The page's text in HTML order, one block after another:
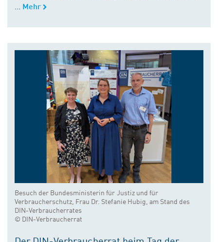
Mehr
Besuch der Bundesministerin für Justiz und für
Verbraucherschutz, Frau Dr. Stefanie Hubig, am Stand des
DIN-Verbraucherrates
© DIN-Verbraucherrat